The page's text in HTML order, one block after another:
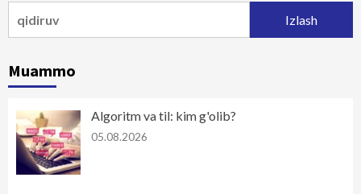
Muammo
Algoritm va til: kim g'olib?
05.08.2026